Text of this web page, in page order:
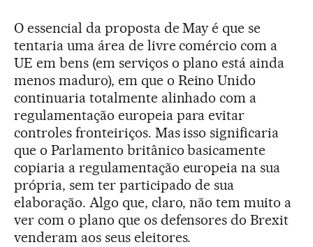
O essencial da proposta de May é que se
tentaria uma área de livre comércio com a
UE em bens (em serviços o plano está ainda
menos maduro), em que o Reino Unido
continuaria totalmente alinhado com a
regulamentação europeia para evitar
controles fronteiriços. Mas isso significaria
que o Parlamento britânico basicamente
copiaria a regulamentação europeia na sua
própria, sem ter participado de sua
elaboração. Algo que, claro, não tem muito a
ver com o plano que os defensores do Brexit
venderam aos seus eleitores.